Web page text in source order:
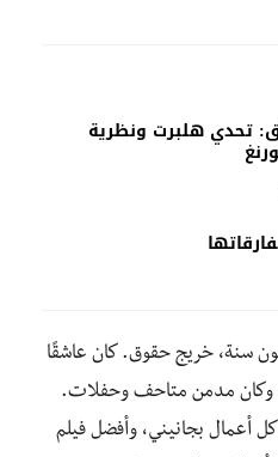
تحدي هلبرت ونظرية
سنة، خريج حقوق. كان عاشقًا
وكان مدمن متاحف وحفلات.
أعمال بجانيني، وأفضل فيلم